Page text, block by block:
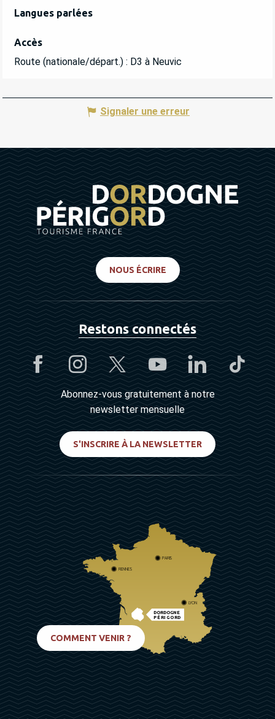
Langues parlées
Langues parlées
Accès
Accès
Route (nationale/départ.) : D3 à Neuvic
Signaler une erreur
NOUS ÉCRIRE
Restons connectés
Abonnez-vous gratuitement à notre
newsletter mensuelle
S'INSCRIRE À LA NEWSLETTER
DORDOGNE
PÉRIGORD
PARIS
RENNES
LYON
COMMENT VENIR ?